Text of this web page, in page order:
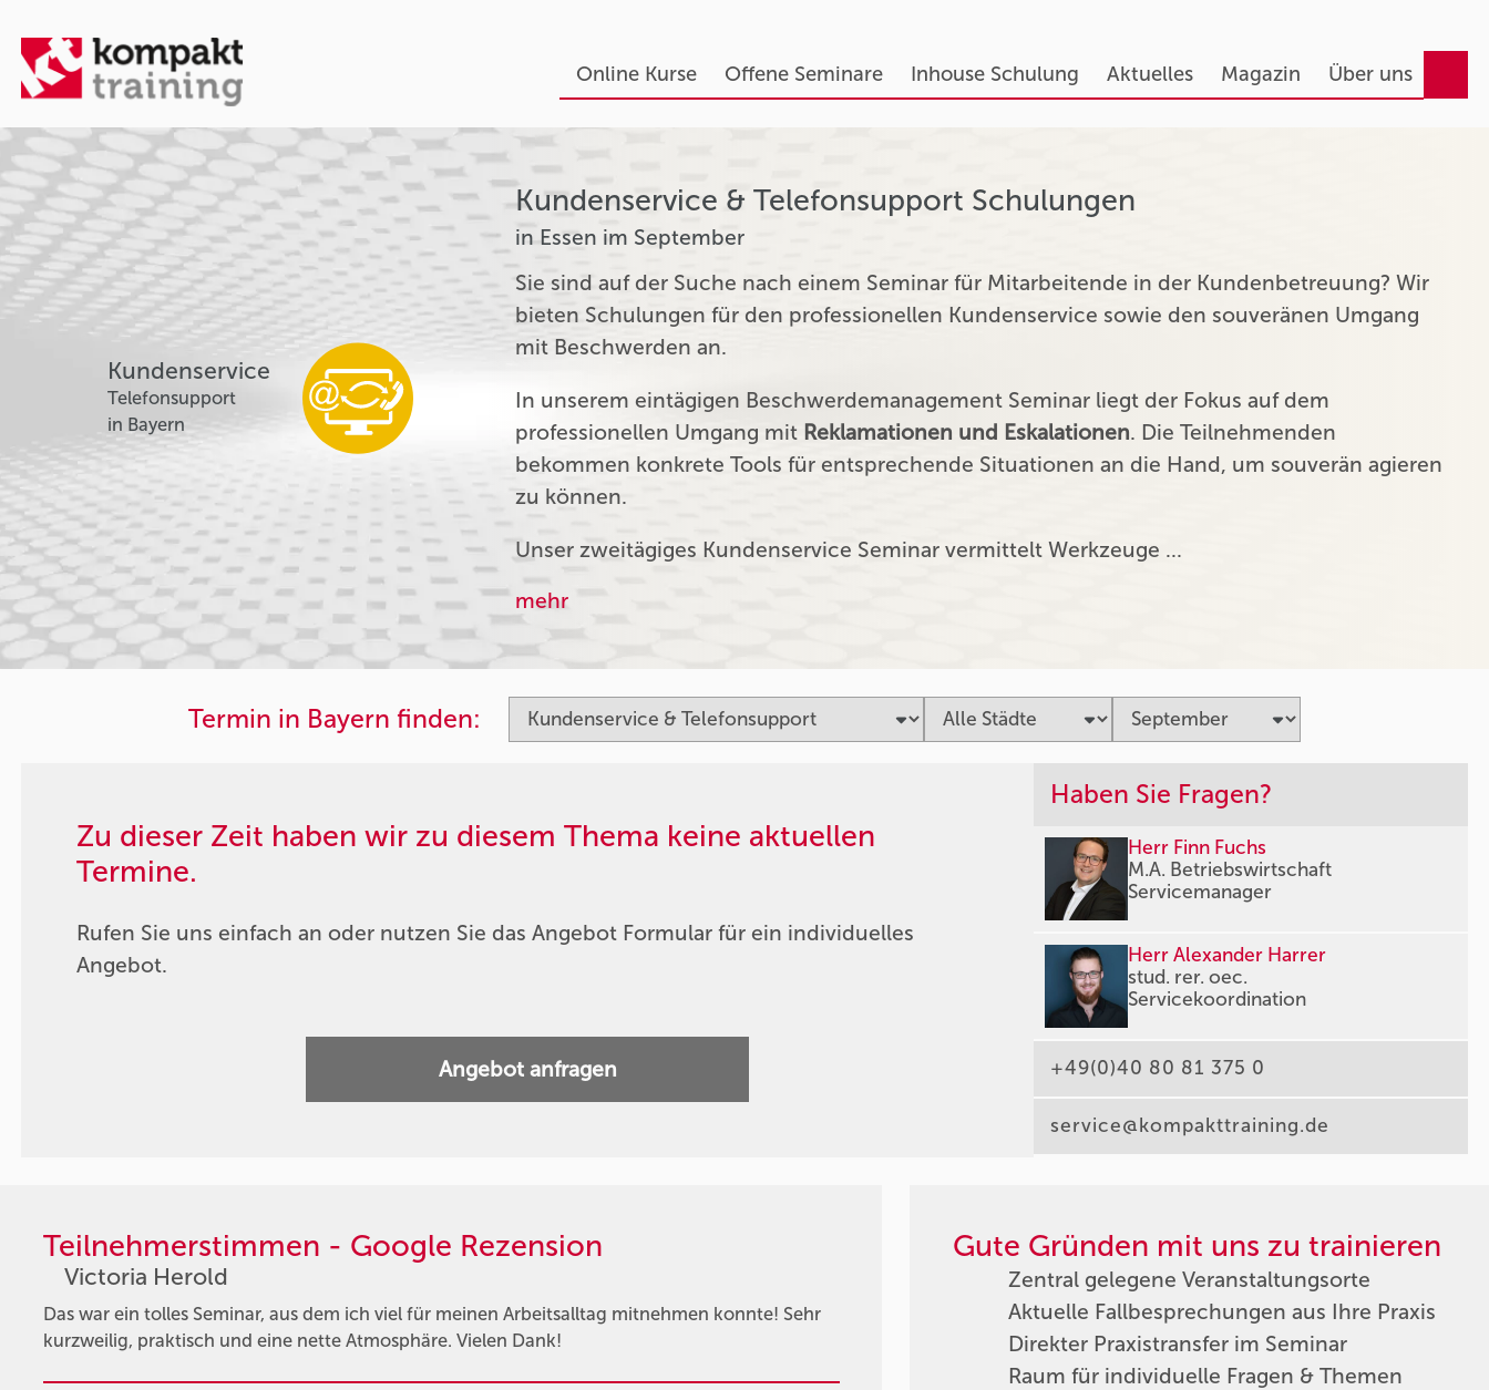
Online Kurse Offene Seminare Inhouse Schulung Aktuelles Magazin Über uns
Kundenservice
Telefonsupport
in Bayern
Kundenservice & Telefonsupport Schulungen
in Essen im September
Sie sind auf der Suche nach einem Seminar für Mitarbeitende in der Kundenbetreuung? Wir
bieten Schulungen für den professionellen Kundenservice sowie den souveränen Umgang
mit Beschwerden an.
In unserem eintägigen Beschwerdemanagement Seminar liegt der Fokus auf dem
professionellen Umgang mit Reklamationen und Eskalationen. Die Teilnehmenden
bekommen konkrete Tools für entsprechende Situationen an die Hand, um souverän agieren
zu können.
Unser zweitägiges Kundenservice Seminar vermittelt Werkzeuge …
mehr
Termin in Bayern finden:
Zu dieser Zeit haben wir zu diesem Thema keine aktuellen
Termine.
Rufen Sie uns einfach an oder nutzen Sie das Angebot Formular für ein individuelles
Angebot.
Angebot anfragen
Haben Sie Fragen?
Herr Finn Fuchs
M.A. Betriebswirtschaft
Servicemanager
Herr Alexander Harrer
stud. rer. oec.
Servicekoordination
+49(0)40 80 81 375 0
service@kompakttraining.de
Teilnehmerstimmen - Google Rezension
Victoria Herold
Das war ein tolles Seminar, aus dem ich viel für meinen Arbeitsalltag mitnehmen konnte! Sehr
kurzweilig, praktisch und eine nette Atmosphäre. Vielen Dank!
Gute Gründen mit uns zu trainieren
Zentral gelegene Veranstaltungsorte
Aktuelle Fallbesprechungen aus Ihre Praxis
Direkter Praxistransfer im Seminar
Raum für individuelle Fragen & Themen